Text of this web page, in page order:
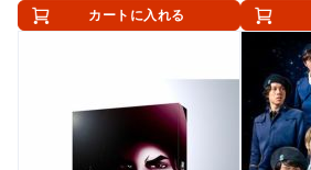
カートに入れる